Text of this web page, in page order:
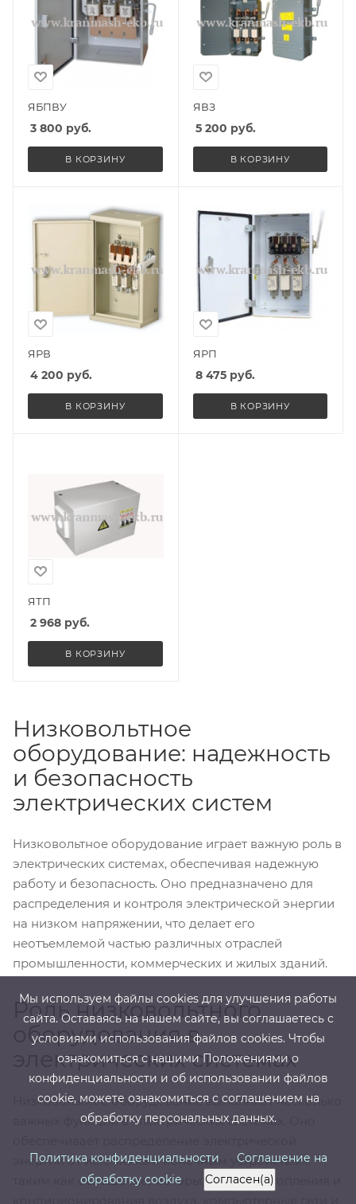
ЯБПВУ
3 800 руб.
В КОРЗИНУ
ЯВЗ
5 200 руб.
В КОРЗИНУ
ЯРВ
4 200 руб.
В КОРЗИНУ
ЯРП
8 475руб.
В КОРЗИНУ
ЯТП
2 968 руб.
В КОРЗИНУ
Низковольтное
оборудование: надежность
и безопасность
электрических систем
Низковольтное оборудование играет важную роль в
электрических системах, обеспечивая надежную
работу и безопасность. Оно предназначено для
распределения и контроля электрической энергии
на низком напряжении, что делает его
неотъемлемой частью различных отраслей
промышленности, коммерческих и жилых зданий.
Роль низковольтного
оборудования в
электрических системах
Низковольтное оборудование выполняет несколько
важных функций в электрических системах. Оно
энергии от источника к конечным устройствам,
таким как освещение, моторы, системы отопления и
Мы используем файлы cооkies для улучшения работы
сайта. Оставаясь на нашем сайте, вы соглашаетесь с
условиями использования файлов cооkies. Чтобы
ознакомиться с нашими Положениями о
конфиденциальности и об использовании файлов
cookie, можете ознакомиться с соглашением на
обработку персональных данных.
Политика конфиденциальности
Соглашение на
обработку cookie
Согласен(а)